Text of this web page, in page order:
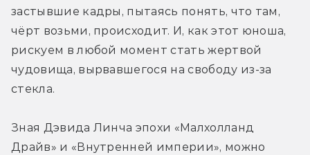
застывшие кадры, пытаясь понять, что там,
чёрт возьми, происходит. И, как этот юноша,
рискуем в любой момент стать жертвой
чудовища, вырвавшегося на свободу из-за
стекла.
Зная Дэвида Линча эпохи «Малхолланд
Драйв» и «Внутренней империи», можно